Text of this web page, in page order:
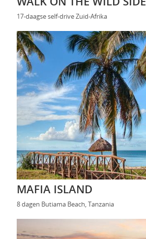
17-daagse self-drive Zuid-Afrika
MAFIA ISLAND
8 dagen Butiama Beach, Tanzania